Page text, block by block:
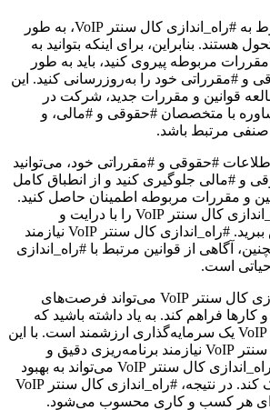
قوانین و مقررات مربوط به #راه_اندازی کال سنتر VoIP، به طور
هستند. بنابراین، برای اینکه بتوانید به
مربوطه پیروی کنید، باید به طور
و #مقرراتی خود را به‌روزرسانی کنید. این
قوانین و مقررات جدید، شرکت در
با متخصصان #حقوقی و #مالی، و
مرتبط باشد.
#حقوقی و #مقرراتی خود، می‌توانید
و #مالی جلوگیری کنید و از انطباق کامل
و مقررات مربوطه اطمینان حاصل کنید.
این مهم است که #راه_اندازی کال سنتر VoIP را با درایت و
اطلاعات کافی به پیش ببرید. #راه_اندازی کال سنتر VoIP نیازمند
آگاهی از قوانین مرتبط با #راه_اندازی
علاوه بر این، #راه_اندازی کال سنتر VoIP می‌تواند فرصت‌های
فراهم کند. به یاد داشته باشید که
#راه_اندازی کال سنتر VoIP یک سرمایه‌گذاری ارزشمند است. با این
حال، #راه_اندازی کال سنتر VoIP نیازمند برنامه‌ریزی دقیق و
رعایت قوانین است. #راه_اندازی کال سنتر VoIP می‌تواند به بهبود
ارتباط با مشتریان کمک کند. در نتیجه، #راه_اندازی کال سنتر VoIP
هر کسب و کاری محسوب می‌شود.